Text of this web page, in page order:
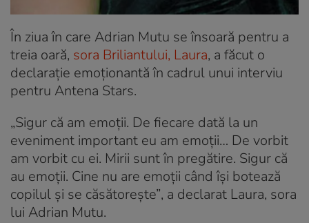
În ziua în care Adrian Mutu se însoară pentru a
treia oară, sora Briliantului, Laura, a făcut o
declarație emoționantă în cadrul unui interviu
pentru Antena Stars.
„Sigur că am emoţii. De fiecare dată la un
eveniment important eu am emoţii… De vorbit
am vorbit cu ei. Mirii sunt în pregătire. Sigur că
au emoţii. Cine nu are emoţii când îşi botează
copilul şi se căsătoreşte”, a declarat Laura, sora
lui Adrian Mutu.